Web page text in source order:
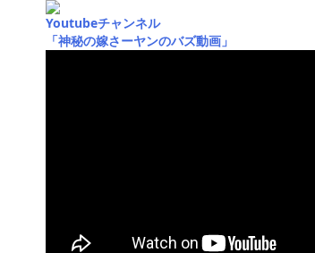
Youtubeチャンネル
「神秘の嫁さーヤンのバズ動画」